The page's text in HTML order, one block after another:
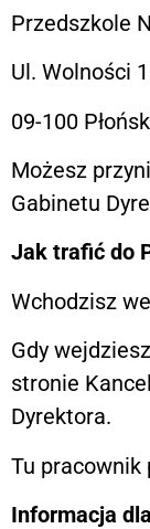
Przedszkole
Ul. Wolności
09-100 Płońsk
Możesz
Gabinetu
Jak trafić do
Wchodzisz
Gdy
stronie
Dyrektora.
Tu pracownik
Informacja